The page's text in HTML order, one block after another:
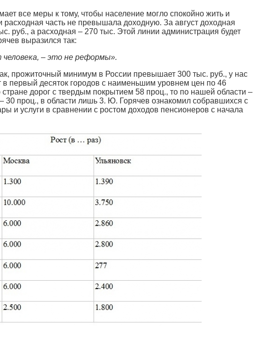
все меры к тому, чтобы население могло спокойно жить и
расходная часть не превышала доходную. За август доходная
руб., а расходная – 270 тыс. Этой линии администрация будет
выразился так:
– это не реформы».
прожиточный минимум в России превышает 300 тыс. руб., у нас
в первый десяток городов с наименьшим уровнем цен по 46
дорог с твердым покрытием 58 проц., то по нашей области –
30 проц., в области лишь 3. Ю. Горячев ознакомил собравшихся с
и услуги в сравнении с ростом доходов пенсионеров с начала